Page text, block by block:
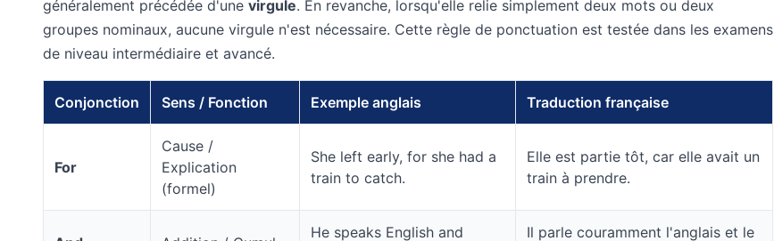
généralement précédée d'une virgule. En revanche, lorsqu'elle relie simplement deux mots ou deux
groupes nominaux, aucune virgule n'est nécessaire. Cette règle de ponctuation est testée dans les examens
de niveau intermédiaire et avancé.
Conjonction Sens / Fonction Exemple anglais Traduction française
For
Cause /
Explication
(formel)
She left early, for she had a
train to catch.
Elle est partie tôt, car elle avait un
train à prendre.
He speaks English and
Il parle couramment l'anglais et le